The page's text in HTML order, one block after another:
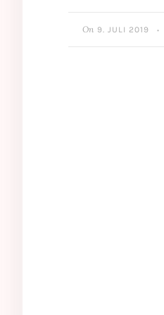
On 9. JULI 2019 •